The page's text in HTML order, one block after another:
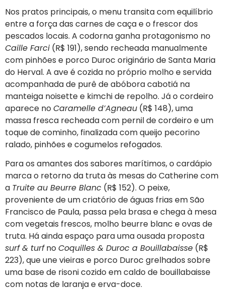
Nos pratos principais, o menu transita com equilíbrio
entre a força das carnes de caça e o frescor dos
pescados locais. A codorna ganha protagonismo no
Caille Farci (R$ 191), sendo recheada manualmente
com pinhões e porco Duroc originário de Santa Maria
do Herval. A ave é cozida no próprio molho e servida
acompanhada de purê de abóbora cabotiá na
manteiga noisette e kimchi de repolho. Já o cordeiro
aparece noCaramelle d’Agneau (R$ 148), uma
massa fresca recheada com pernil de cordeiro e um
toque de cominho, finalizada com queijo pecorino
ralado, pinhões e cogumelos refogados.
Para os amantes dos sabores marítimos, o cardápio
marca o retorno da truta às mesas do Catherine com
a Truite au Beurre Blanc (R$ 152). O peixe,
proveniente de um criatório de águas frias em São
Francisco de Paula, passa pela brasa e chega à mesa
com vegetais frescos, molho beurre blanc e ovas de
truta. Há ainda espaço para uma ousada proposta
surf & turfnoCoquilles & Duroc a Bouillabaisse (R$
223), que une vieiras e porco Duroc grelhados sobre
uma base de risoni cozido em caldo de bouillabaisse
com notas de laranja e erva-doce.